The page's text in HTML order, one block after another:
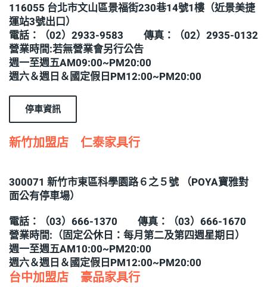
116055 台北市文山區景福街230巷14號1樓（近景美捷
運站3號出口）
電話：（02）2933-9583 傳真：（02）2935-0132
營業時間:若無營業會另行公告
週一至週五AM09:00~PM20:00
週六＆週日＆國定假日PM12:00~PM20:00
停車資訊
新竹加盟店 仁泰家具行
300071 新竹市東區科學園路６之５號 （POYA寶雅對
面公有停車場）
電話：（03）666-1370 傳真：（03）666-1670
營業時間:（固定公休日：每月第二及第四週星期日）
週一至週五AM10:00~PM20:00
週六＆週日＆國定假日PM12:00~PM20:00
台中加盟店 豪品家具行